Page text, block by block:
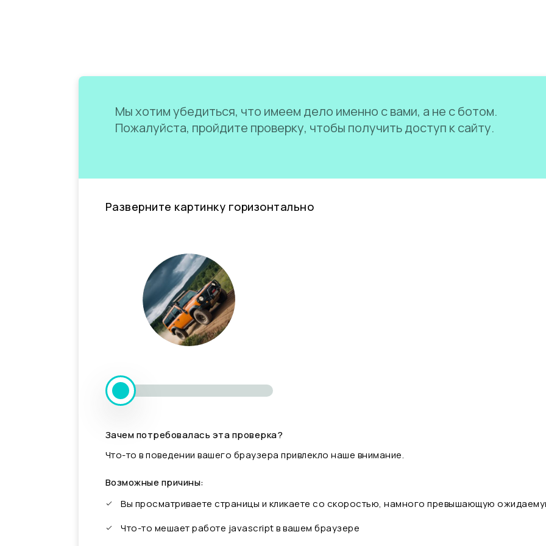
Мы хотим убедиться, что имеем дело именно с вами, а не с ботом.
Пожалуйста, пройдите проверку, чтобы получить доступ к сайту.
Разверните картинку горизонтально
Зачем потребовалась эта проверка?
Что-то в поведении вашего браузера привлекло наше внимание.
Возможные причины:
Вы просматриваете страницы и кликаете со скоростью, намного превышающую
Что-то мешает работе javascript в вашем браузере